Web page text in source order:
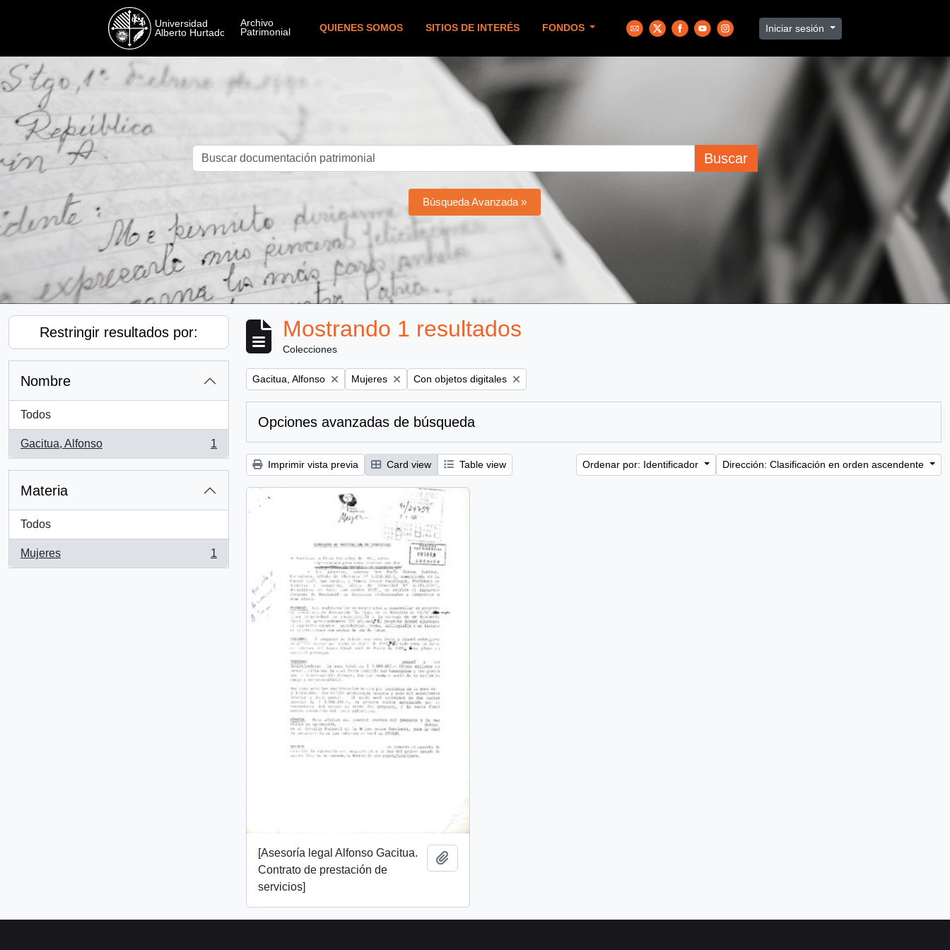
QUIENES SOMOS SITIOS DE INTERÉS FONDOS Iniciar sesión
Buscar
Búsqueda Avanzada »
Restringir resultados por:
Nombre
Todos
Gacitua, Alfonso
, 1 resultados
1
Materia
Todos
Mujeres
, 1 resultados
1
Mostrando 1 resultados
Colecciones
Remove filter:
Gacitua, Alfonso Remove filter:
Mujeres Remove filter:
Con objetos digitales
Opciones avanzadas de búsqueda
Imprimir vista previa Card view Table view Ordenar por: Identificador Dirección: Clasificación en orden ascendente
[Asesoría legal Alfonso Gacitua.
Contrato de prestación de
servicios]